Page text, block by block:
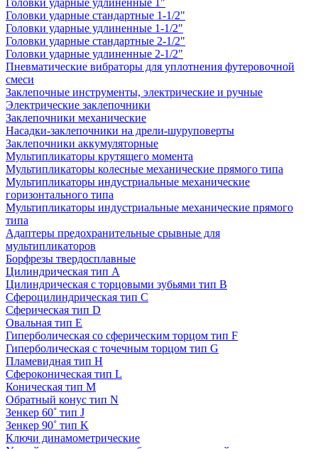
Головки ударные удлиненные 1"
Головки ударные стандартные 1-1/2"
Головки ударные удлиненные 1-1/2"
Головки ударные стандартные 2-1/2"
Головки ударные удлиненные 2-1/2"
Пневматические вибраторы для уплотнения футеровочной
смеси
Заклепочные инструменты, электрические и ручные
Электрические заклепочники
Заклепочники механические
Насадки-заклепочники на дрели-шуруповерты
Заклепочники аккумуляторные
Мультипликаторы крутящего момента
Мультипликаторы колесные механические прямого типа
Мультипликаторы индустриальные механические
горизонтального типа
Мультипликаторы индустриальные механические прямого
типа
Адаптеры предохранительные срывные для
мультипликаторов
Борфрезы твердосплавные
Цилиндрическая тип A
Цилиндрическая с торцовыми зубьями тип B
Сфероцилиндрическая тип C
Сферическая тип D
Овальная тип E
Гиперболическая со сферическим торцом тип F
Гиперболическая с точечным торцом тип G
Пламевидная тип H
Сфероконическая тип L
Коническая тип M
Обратный конус тип N
Зенкер 60˚ тип J
Зенкер 90˚ тип K
Ключи динамометрические